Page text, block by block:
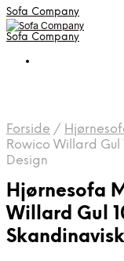
Sofa Company
Sofa Company
Forside /
Rowico Willard
Design
Hjørnesofa
Willard Gul